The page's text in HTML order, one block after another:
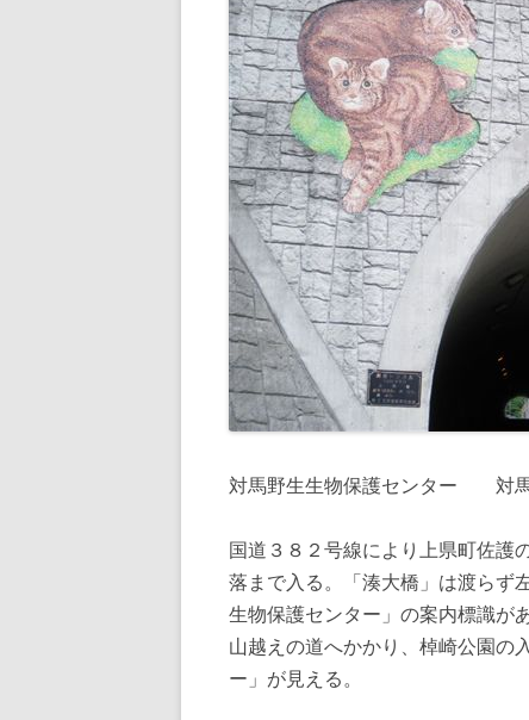
対馬野生生物保護センター 対馬
国道３８２号線により上県町佐護
落まで入る。「湊大橋」は渡らず
生物保護センター」の案内標識があ
山越えの道へかかり、棹崎公園の
ー」が見える。